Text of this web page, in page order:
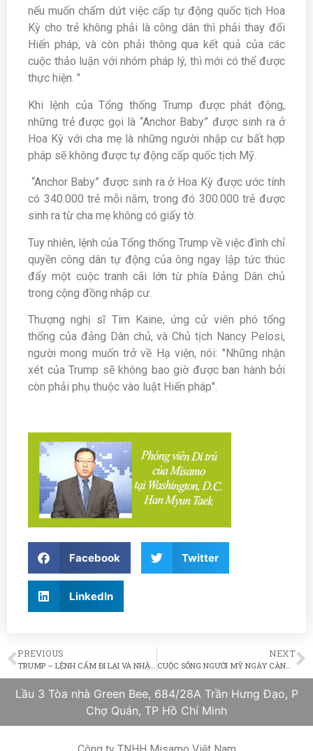
nếu muốn chấm dứt việc cấp tự động quốc tịch Hoa
Kỳ cho trẻ không phải là công dân thì phải thay đổi
Hiến pháp, và còn phải thông qua kết quả của các
cuộc thảo luận với nhóm pháp lý, thì mới có thể được
thực hiện. "
Khi lệnh của Tổng thống Trump được phát động,
những trẻ được gọi là “Anchor Baby” được sinh ra ở
Hoa Kỳ với cha mẹ là những người nhập cư bất hợp
pháp sẽ không được tự động cấp quốc tịch Mỹ.
“Anchor Baby” được sinh ra ở Hoa Kỳ được ước tính
có 340.000 trẻ mỗi năm, trong đó 300.000 trẻ được
sinh ra từ cha mẹ không có giấy tờ.
Tuy nhiên, lệnh của Tổng thống Trump về việc đình chỉ
quyền công dân tự động của ông ngay lập tức thúc
đẩy một cuộc tranh cãi lớn từ phía Đảng Dân chủ
trong cộng đồng nhập cư.
Thượng nghị sĩ Tim Kaine, ứng cử viên phó tổng
thống của đảng Dân chủ, và Chủ tịch Nancy Pelosi,
người mong muốn trở về Hạ viện, nói: "Những nhận
xét của Trump sẽ không bao giờ được ban hành bởi
còn phải phụ thuộc vào luật Hiến pháp".
Facebook Twitter
LinkedIn
PREVIOUS
TRUMP – LỆNH CẤM ĐI LẠI VÀ NHẬP CẢNH TRÊN BIÊN GIỚI MEXICO
NEXT
CUỘC SỐNG NGƯỜI MỸ NGÀY CÀNG KHÓ KHĂN HƠN
Lầu 3 Tòa nhà Green Bee, 684/28A Trần Hưng Đạo, P
Chợ Quán, TP Hồ Chí Minh